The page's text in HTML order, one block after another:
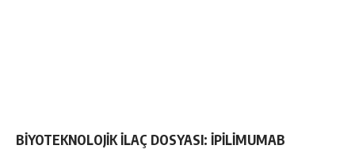
BİYOTEKNOLOJİK İLAÇ DOSYASI: İPİLİMUMAB